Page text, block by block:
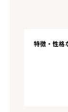
特徴・性格